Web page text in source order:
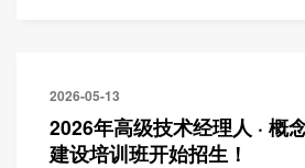
2026-05-13
2026年高级技术经理人 · 概
建设培训班开始招生！